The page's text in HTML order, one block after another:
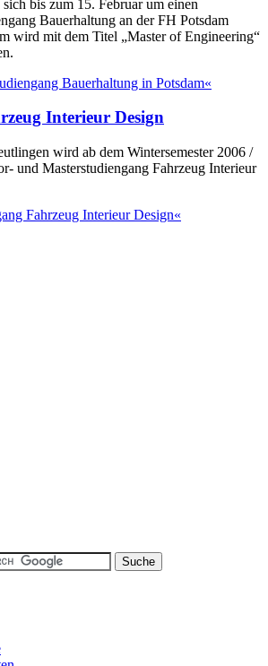
bis zum 15. Februar um einen
Bauerhaltung an der FH Potsdam
wird mit dem Titel „Master of Engineering“
Bauerhaltung in Potsdam«
Interieur Design
wird ab dem Wintersemester 2006 /
und Masterstudiengang Fahrzeug Interieur
Fahrzeug Interieur Design«